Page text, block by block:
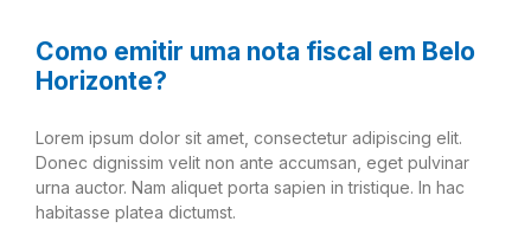
Como emitir uma nota fiscal em Belo
Horizonte?
Lorem ipsum dolor sit amet, consectetur adipiscing elit.
Donec dignissim velit non ante accumsan, eget pulvinar
urna auctor. Nam aliquet porta sapien in tristique. In hac
habitasse platea dictumst.